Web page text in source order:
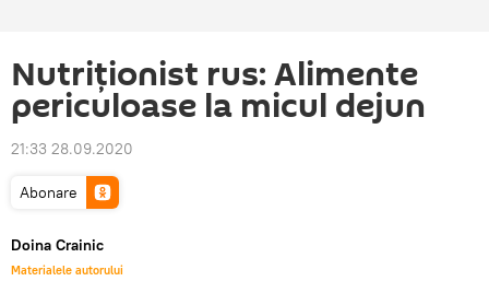
Nutriţionist rus: Alimente
periculoase la micul dejun
21:33 28.09.2020
Abonare
Doina Crainic
Materialele autorului